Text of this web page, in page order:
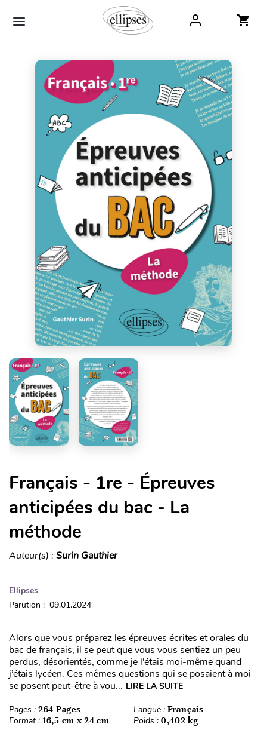
Français - 1re - Épreuves
anticipées du bac - La
méthode
Auteur(s) : Surin Gauthier
Ellipses
Parution : 09.01.2024
Alors que vous préparez les épreuves écrites et orales du
bac de français, il se peut que vous vous sentiez un peu
perdus, désorientés, comme je l’étais moi-même quand
j’étais lycéen. Ces mêmes questions qui se posaient à moi
se posent peut-être à vou... LIRE LA SUITE
Pages : 264 Pages Langue : Français
Format : 16,5 cm x 24 cm Poids : 0,402 kg